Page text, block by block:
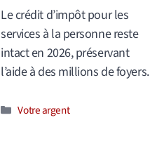
Le crédit d’impôt pour les
services à la personne reste
intact en 2026, préservant
l’aide à des millions de foyers.
Catégories
Votre argent